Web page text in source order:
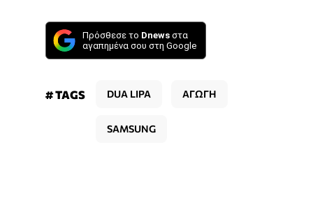
Πρόσθεσε το Dnews στα
αγαπημένα σου στη Google
# TAGS DUA LIPA ΑΓΩΓΗ
SAMSUNG